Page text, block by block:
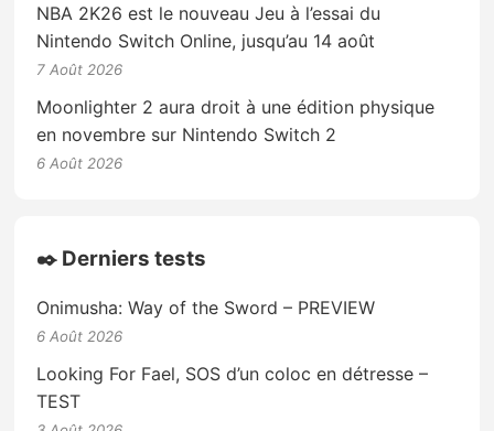
NBA 2K26 est le nouveau Jeu à l’essai du
Nintendo Switch Online, jusqu’au 14 août
7 Août 2026
Moonlighter 2 aura droit à une édition physique
en novembre sur Nintendo Switch 2
6 Août 2026
✒️ Derniers tests
Onimusha: Way of the Sword – PREVIEW
6 Août 2026
Looking For Fael, SOS d’un coloc en détresse –
TEST